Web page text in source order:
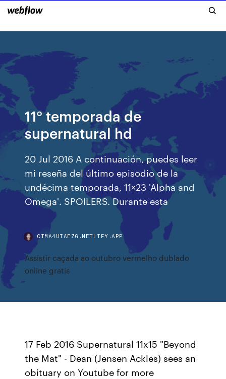
11° temporada de
supernatural hd
20 Jul 2016 A continuación, puedes leer
mi reseña del último episodio de la
undécima temporada, 11×23 'Alpha and
Omega'. SPOILERS. Durante esta
CIMA4UIAEZG.NETLIFY.APP
Assistir caçada ao outubro vermelho dublado
online gratis
17 Feb 2016 Supernatural 11x15 "Beyond
the Mat" - Dean (Jensen Ackles) sees an
obituary on Youtube for more